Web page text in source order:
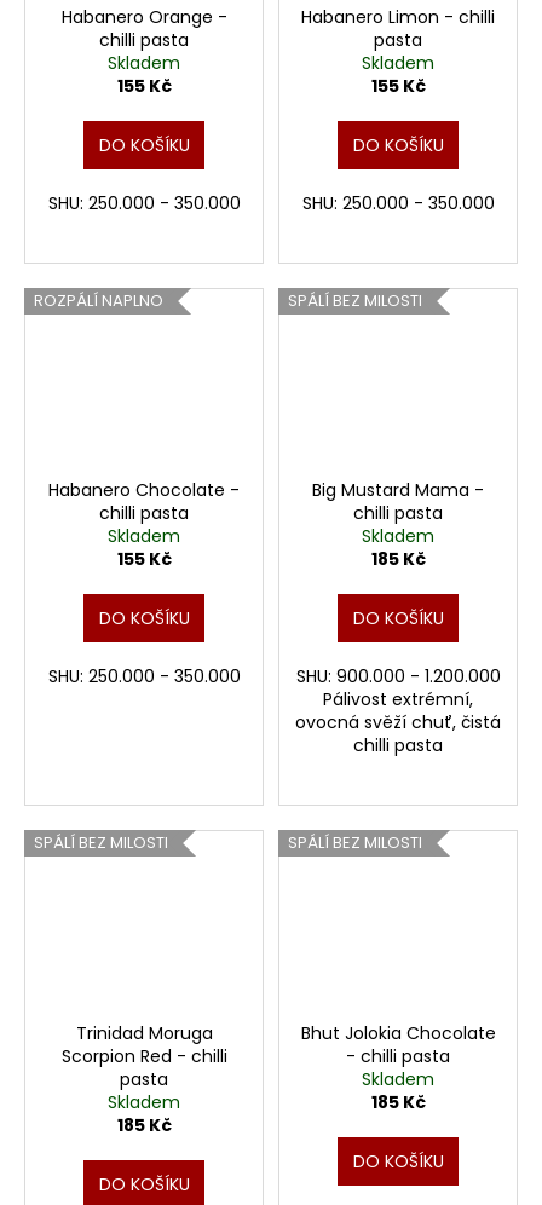
Habanero Orange -
chilli pasta
Skladem
155 Kč
DO KOŠÍKU
SHU: 250.000 - 350.000
Habanero Limon - chilli
pasta
Skladem
155 Kč
DO KOŠÍKU
SHU: 250.000 - 350.000
ROZPÁLÍ NAPLNO
Habanero Chocolate -
chilli pasta
Skladem
155 Kč
DO KOŠÍKU
SHU: 250.000 - 350.000
SPÁLÍ BEZ MILOSTI
Big Mustard Mama -
chilli pasta
Skladem
185 Kč
DO KOŠÍKU
SHU: 900.000 - 1.200.000
Pálivost extrémní,
ovocná svěží chuť, čistá
chilli pasta
SPÁLÍ BEZ MILOSTI
Trinidad Moruga
Scorpion Red - chilli
pasta
Skladem
185 Kč
DO KOŠÍKU
SPÁLÍ BEZ MILOSTI
Bhut Jolokia Chocolate
- chilli pasta
Skladem
185 Kč
DO KOŠÍKU